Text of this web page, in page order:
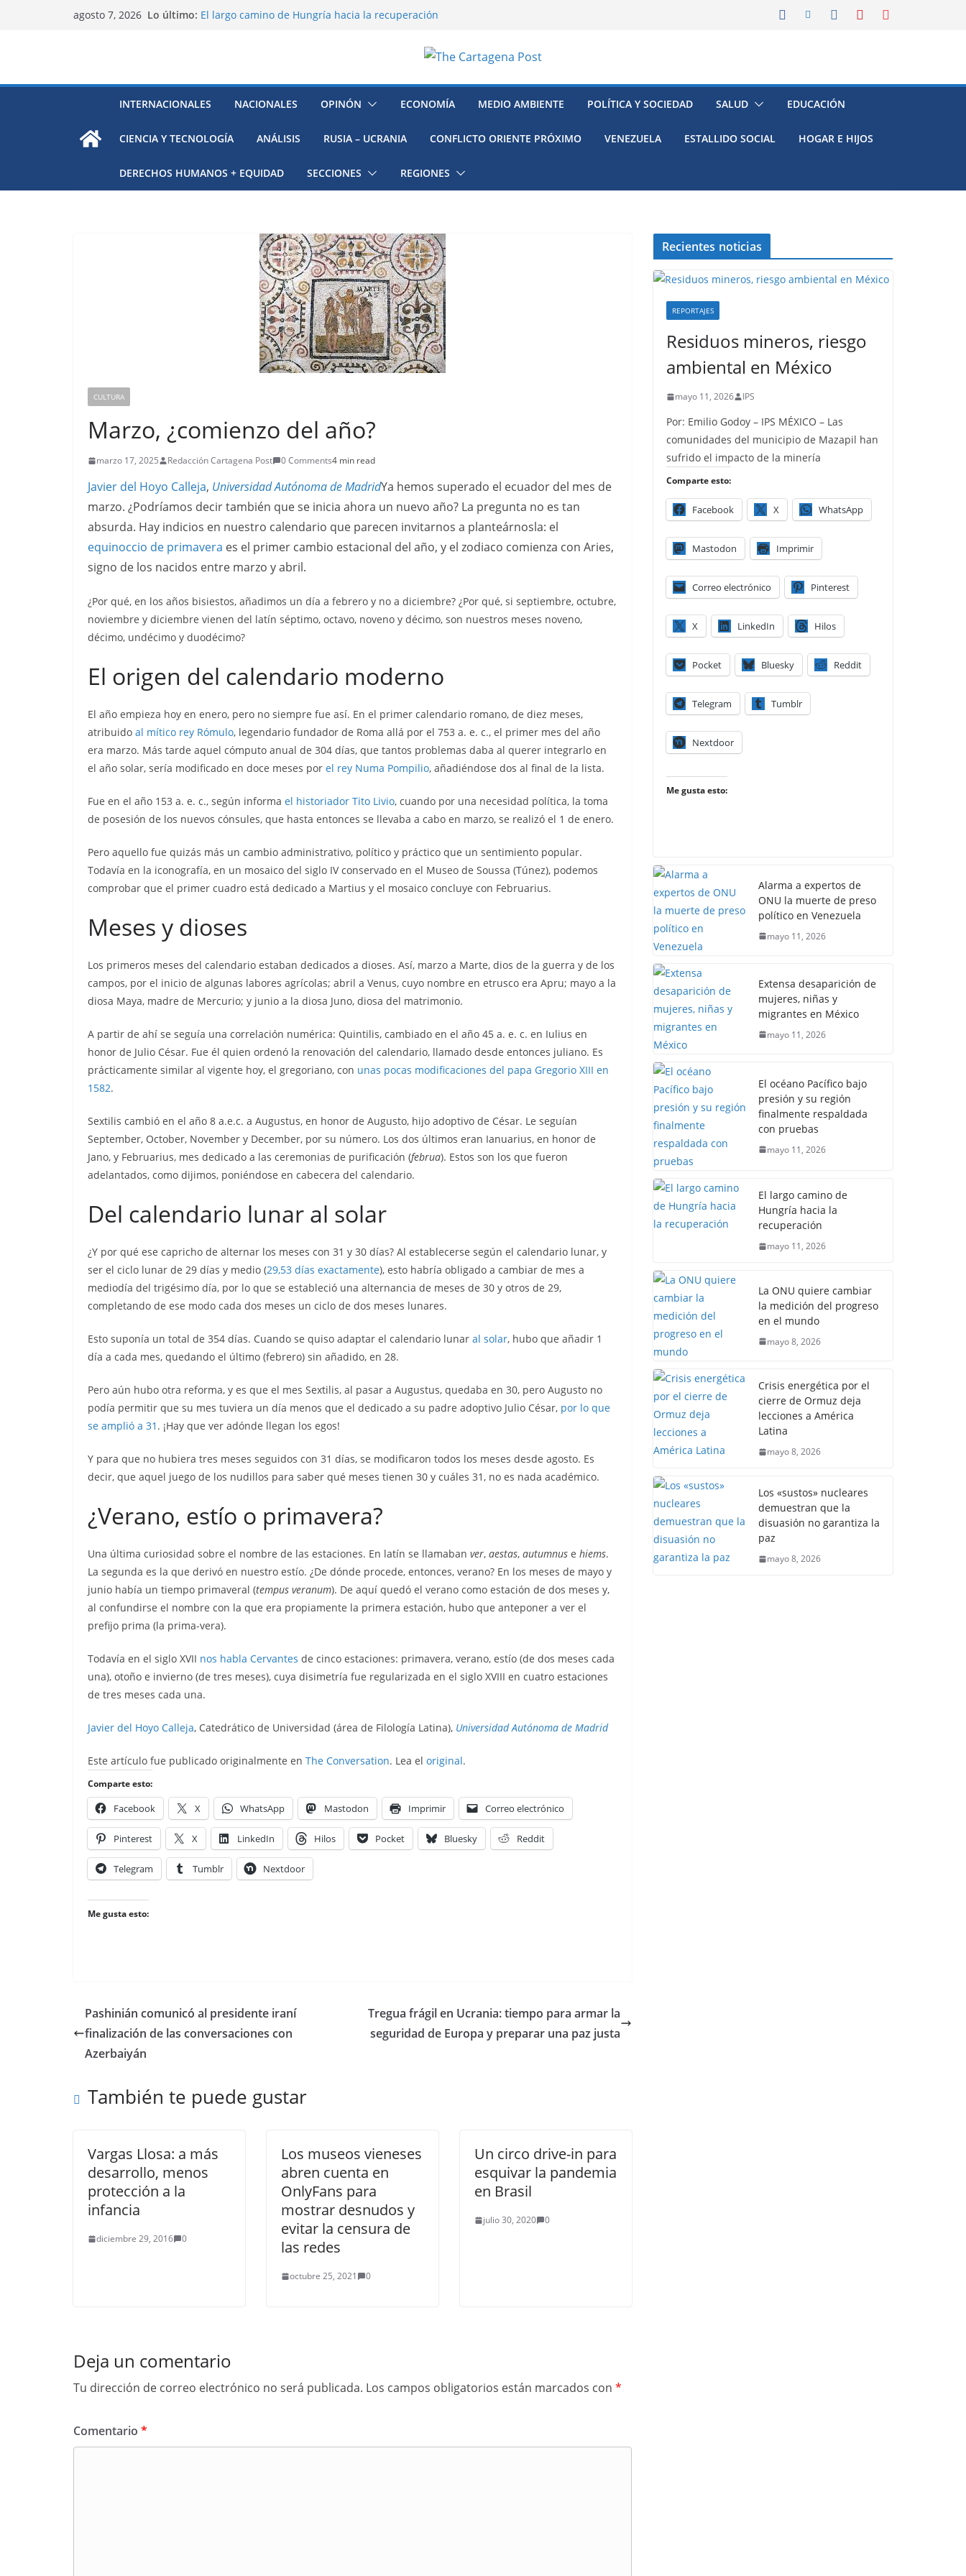
agosto 7, 2026 Lo último: El largo camino de Hungría hacia la recuperación
México
El océano Pacífico bajo presión y su región finalmente
INTERNACIONALES NACIONALES OPINÓN ECONOMÍA MEDIO AMBIENTE POLÍTICA Y SOCIEDAD SALUD EDUCACIÓN
CIENCIA Y TECNOLOGÍA ANÁLISIS RUSIA – UCRANIA CONFLICTO ORIENTE PRÓXIMO VENEZUELA ESTALLIDO SOCIAL HOGAR E HIJOS
DERECHOS HUMANOS + EQUIDAD SECCIONES REGIONES
CULTURA
Marzo, ¿comienzo del año?
marzo 17, 2025 Redacción Cartagena Post 0 Comments4 min read
Javier del Hoyo Calleja, Universidad Autónoma de MadridYa hemos superado el ecuador del mes de
marzo. ¿Podríamos decir también que se inicia ahora un nuevo año? La pregunta no es tan
absurda. Hay indicios en nuestro calendario que parecen invitarnos a planteárnosla: el
equinoccio de primavera es el primer cambio estacional del año, y el zodiaco comienza con Aries,
signo de los nacidos entre marzo y abril.
¿Por qué, en los años bisiestos, añadimos un día a febrero y no a diciembre? ¿Por qué, si septiembre, octubre,
noviembre y diciembre vienen del latín séptimo, octavo, noveno y décimo, son nuestros meses noveno,
décimo, undécimo y duodécimo?
El origen del calendario moderno
El año empieza hoy en enero, pero no siempre fue así. En el primer calendario romano, de diez meses,
atribuido al mítico rey Rómulo, legendario fundador de Roma allá por el 753 a. e. c., el primer mes del año
era marzo. Más tarde aquel cómputo anual de 304 días, que tantos problemas daba al querer integrarlo en
el año solar, sería modificado en doce meses por el rey Numa Pompilio, añadiéndose dos al final de la lista.
Fue en el año 153 a. e. c., según informa el historiador Tito Livio, cuando por una necesidad política, la toma
de posesión de los nuevos cónsules, que hasta entonces se llevaba a cabo en marzo, se realizó el 1 de enero.
Pero aquello fue quizás más un cambio administrativo, político y práctico que un sentimiento popular.
Todavía en la iconografía, en un mosaico del siglo IV conservado en el Museo de Soussa (Túnez), podemos
comprobar que el primer cuadro está dedicado a Martius y el mosaico concluye con Februarius.
Meses y dioses
Los primeros meses del calendario estaban dedicados a dioses. Así, marzo a Marte, dios de la guerra y de los
campos, por el inicio de algunas labores agrícolas; abril a Venus, cuyo nombre en etrusco era Apru; mayo a la
diosa Maya, madre de Mercurio; y junio a la diosa Juno, diosa del matrimonio.
A partir de ahí se seguía una correlación numérica: Quintilis, cambiado en el año 45 a. e. c. en Iulius en
honor de Julio César. Fue él quien ordenó la renovación del calendario, llamado desde entonces juliano. Es
prácticamente similar al vigente hoy, el gregoriano, con unas pocas modificaciones del papa Gregorio XIII en
1582.
Sextilis cambió en el año 8 a.e.c. a Augustus, en honor de Augusto, hijo adoptivo de César. Le seguían
September, October, November y December, por su número. Los dos últimos eran Ianuarius, en honor de
Jano, y Februarius, mes dedicado a las ceremonias de purificación (februa). Estos son los que fueron
adelantados, como dijimos, poniéndose en cabecera del calendario.
Del calendario lunar al solar
¿Y por qué ese capricho de alternar los meses con 31 y 30 días? Al establecerse según el calendario lunar, y
ser el ciclo lunar de 29 días y medio (29,53 días exactamente), esto habría obligado a cambiar de mes a
mediodía del trigésimo día, por lo que se estableció una alternancia de meses de 30 y otros de 29,
completando de ese modo cada dos meses un ciclo de dos meses lunares.
Esto suponía un total de 354 días. Cuando se quiso adaptar el calendario lunar al solar, hubo que añadir 1
día a cada mes, quedando el último (febrero) sin añadido, en 28.
Pero aún hubo otra reforma, y es que el mes Sextilis, al pasar a Augustus, quedaba en 30, pero Augusto no
podía permitir que su mes tuviera un día menos que el dedicado a su padre adoptivo Julio César, por lo que
se amplió a 31 . ¡Hay que ver adónde llegan los egos!
Y para que no hubiera tres meses seguidos con 31 días, se modificaron todos los meses desde agosto. Es
decir, que aquel juego de los nudillos para saber qué meses tienen 30 y cuáles 31, no es nada académico.
¿Verano, estío o primavera?
Una última curiosidad sobre el nombre de las estaciones. En latín se llamaban ver, aestas, autumnus e hiems.
La segunda es la que derivó en nuestro estío. ¿De dónde procede, entonces, verano? En los meses de mayo y
junio había un tiempo primaveral (tempus veranum). De aquí quedó el verano como estación de dos meses y,
al confundirse el nombre con la que era propiamente la primera estación, hubo que anteponer a ver el
prefijo prima (la prima-vera).
Todavía en el siglo XVII nos habla Cervantes de cinco estaciones: primavera, verano, estío (de dos meses cada
una), otoño e invierno (de tres meses), cuya disimetría fue regularizada en el siglo XVIII en cuatro estaciones
de tres meses cada una.
Javier del Hoyo Calleja, Catedrático de Universidad (área de Filología Latina), Universidad Autónoma de Madrid
Este artículo fue publicado originalmente en The Conversation. Lea el original.
Comparte esto:
Facebook X WhatsApp Mastodon Imprimir Correo electrónico
Pinterest X LinkedIn Hilos Pocket Bluesky Reddit
Telegram Tumblr Nextdoor
Me gusta esto:
Pashinián comunicó al presidente iraní
finalización de las conversaciones con
Azerbaiyán
Tregua frágil en Ucrania: tiempo para armar la
seguridad de Europa y preparar una paz justa
También te puede gustar
Vargas Llosa: a más
desarrollo, menos
protección a la
infancia
diciembre 29, 2016 0
Los museos vieneses
abren cuenta en
OnlyFans para
mostrar desnudos y
evitar la censura de
las redes
octubre 25, 2021 0
Un circo drive-in para
esquivar la pandemia
en Brasil
julio 30, 2020 0
Deja un comentario
Tu dirección de correo electrónico no será publicada. Los campos obligatorios están marcados con *
Comentario *
Recientes noticias
REPORTAJES
Residuos mineros, riesgo
ambiental en México
mayo 11, 2026 IPS
Por: Emilio Godoy – IPS MÉXICO – Las
comunidades del municipio de Mazapil han
sufrido el impacto de la minería
Comparte esto:
Facebook X WhatsApp
Mastodon Imprimir
Correo electrónico Pinterest
X LinkedIn Hilos
Pocket Bluesky Reddit
Telegram Tumblr
Nextdoor
Me gusta esto:
Alarma a expertos de
ONU la muerte de preso
político en Venezuela
mayo 11, 2026
Extensa desaparición de
mujeres, niñas y
migrantes en México
mayo 11, 2026
El océano Pacífico bajo
presión y su región
finalmente respaldada
con pruebas
mayo 11, 2026
El largo camino de
Hungría hacia la
recuperación
mayo 11, 2026
La ONU quiere cambiar
la medición del progreso
en el mundo
mayo 8, 2026
Crisis energética por el
cierre de Ormuz deja
lecciones a América
Latina
mayo 8, 2026
Los «sustos» nucleares
demuestran que la
disuasión no garantiza la
paz
mayo 8, 2026